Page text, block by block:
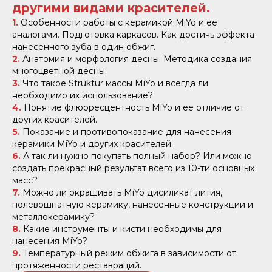
другими видами красителей.
1. Особенности работы с керамикой MiYo и ее
аналогами. Подготовка каркасов. Как достичь эффекта
нанесенного зуба в один обжиг.
2. Анатомия и морфология десны. Методика создания
многоцветной десны.
3. Что такое Struktur массы MiYo и всегда ли
необходимо их использование?
4. Понятие флюоресцентность MiYo и ее отличие от
других красителей.
5. Показание и противопоказание для нанесения
керамики MiYo и других красителей.
6. А так ли нужно покупать полный набор? Или можно
создать прекрасный результат всего из 10-ти основных
масс?
7. Можно ли окрашивать MiYo дисиликат лития,
полевошпатную керамику, нанесенные конструкции и
металлокерамику?
8. Какие инструменты и кисти необходимы для
нанесения MiYo?
9. Температурный режим обжига в зависимости от
протяженности реставраций.